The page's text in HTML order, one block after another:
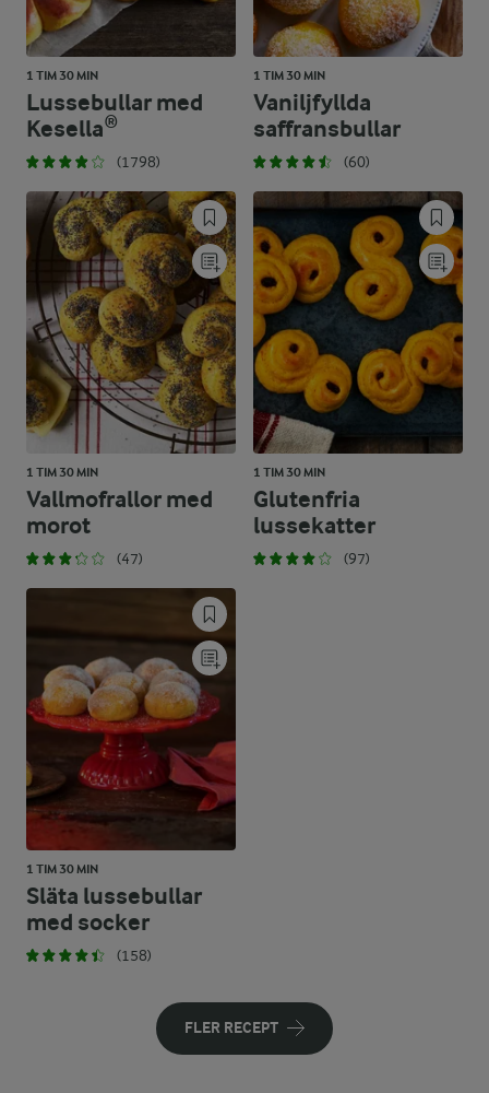
1 TIM 30 MIN
Lussebullar med
Kesella®
(1798)
1 TIM 30 MIN
Vaniljfyllda
saffransbullar
(60)
1 TIM 30 MIN
Vallmofrallor med
morot
(47)
1 TIM 30 MIN
Glutenfria
lussekatter
(97)
1 TIM 30 MIN
Släta lussebullar
med socker
(158)
FLER RECEPT